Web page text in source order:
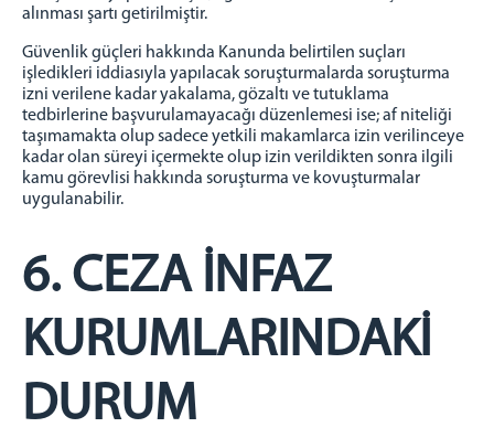
alınması şartı getirilmiştir.
Güvenlik güçleri hakkında Kanunda belirtilen suçları
işledikleri iddiasıyla yapılacak soruşturmalarda soruşturma
izni verilene kadar yakalama, gözaltı ve tutuklama
tedbirlerine başvurulamayacağı düzenlemesi ise; af niteliği
taşımamakta olup sadece yetkili makamlarca izin verilinceye
kadar olan süreyi içermekte olup izin verildikten sonra ilgili
kamu görevlisi hakkında soruşturma ve kovuşturmalar
uygulanabilir.
6. CEZA İNFAZ
KURUMLARINDAKİ
DURUM